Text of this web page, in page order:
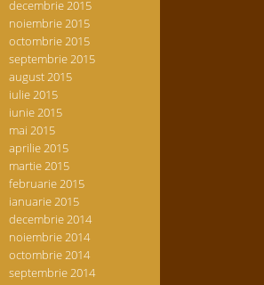
decembrie 2015
noiembrie 2015
octombrie 2015
septembrie 2015
august 2015
iulie 2015
iunie 2015
mai 2015
aprilie 2015
martie 2015
februarie 2015
ianuarie 2015
decembrie 2014
noiembrie 2014
octombrie 2014
septembrie 2014